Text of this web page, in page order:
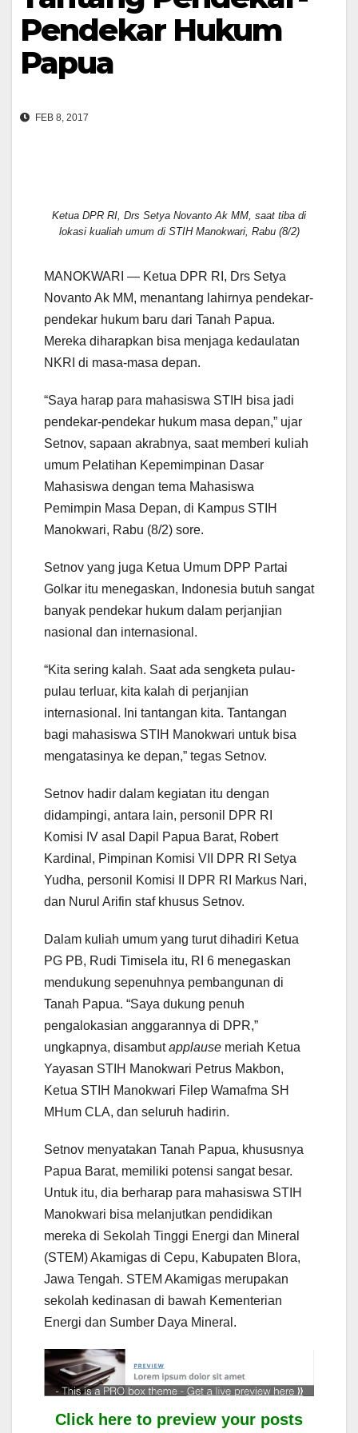
Pendekar Hukum
Papua
FEB 8, 2017
Ketua DPR RI, Drs Setya Novanto Ak MM, saat tiba di
lokasi kualiah umum di STIH Manokwari, Rabu (8/2)
MANOKWARI — Ketua DPR RI, Drs Setya
Novanto Ak MM, menantang lahirnya pendekar-
pendekar hukum baru dari Tanah Papua.
Mereka diharapkan bisa menjaga kedaulatan
NKRI di masa-masa depan.
“Saya harap para mahasiswa STIH bisa jadi
pendekar-pendekar hukum masa depan,” ujar
Setnov, sapaan akrabnya, saat memberi kuliah
umum Pelatihan Kepemimpinan Dasar
Mahasiswa dengan tema Mahasiswa
Pemimpin Masa Depan, di Kampus STIH
Manokwari, Rabu (8/2) sore.
Setnov yang juga Ketua Umum DPP Partai
Golkar itu menegaskan, Indonesia butuh sangat
banyak pendekar hukum dalam perjanjian
nasional dan internasional.
“Kita sering kalah. Saat ada sengketa pulau-
pulau terluar, kita kalah di perjanjian
internasional. Ini tantangan kita. Tantangan
bagi mahasiswa STIH Manokwari untuk bisa
mengatasinya ke depan,” tegas Setnov.
Setnov hadir dalam kegiatan itu dengan
didampingi, antara lain, personil DPR RI
Komisi IV asal Dapil Papua Barat, Robert
Kardinal, Pimpinan Komisi VII DPR RI Setya
Yudha, personil Komisi II DPR RI Markus Nari,
dan Nurul Arifin staf khusus Setnov.
Dalam kuliah umum yang turut dihadiri Ketua
PG PB, Rudi Timisela itu, RI 6 menegaskan
mendukung sepenuhnya pembangunan di
Tanah Papua. “Saya dukung penuh
pengalokasian anggarannya di DPR,”
ungkapnya, disambutapplause meriah Ketua
Yayasan STIH Manokwari Petrus Makbon,
Ketua STIH Manokwari Filep Wamafma SH
MHum CLA, dan seluruh hadirin.
Setnov menyatakan Tanah Papua, khususnya
Papua Barat, memiliki potensi sangat besar.
Untuk itu, dia berharap para mahasiswa STIH
Manokwari bisa melanjutkan pendidikan
mereka di Sekolah Tinggi Energi dan Mineral
(STEM) Akamigas di Cepu, Kabupaten Blora,
Jawa Tengah. STEM Akamigas merupakan
sekolah kedinasan di bawah Kementerian
Energi dan Sumber Daya Mineral.
Click here to preview your posts